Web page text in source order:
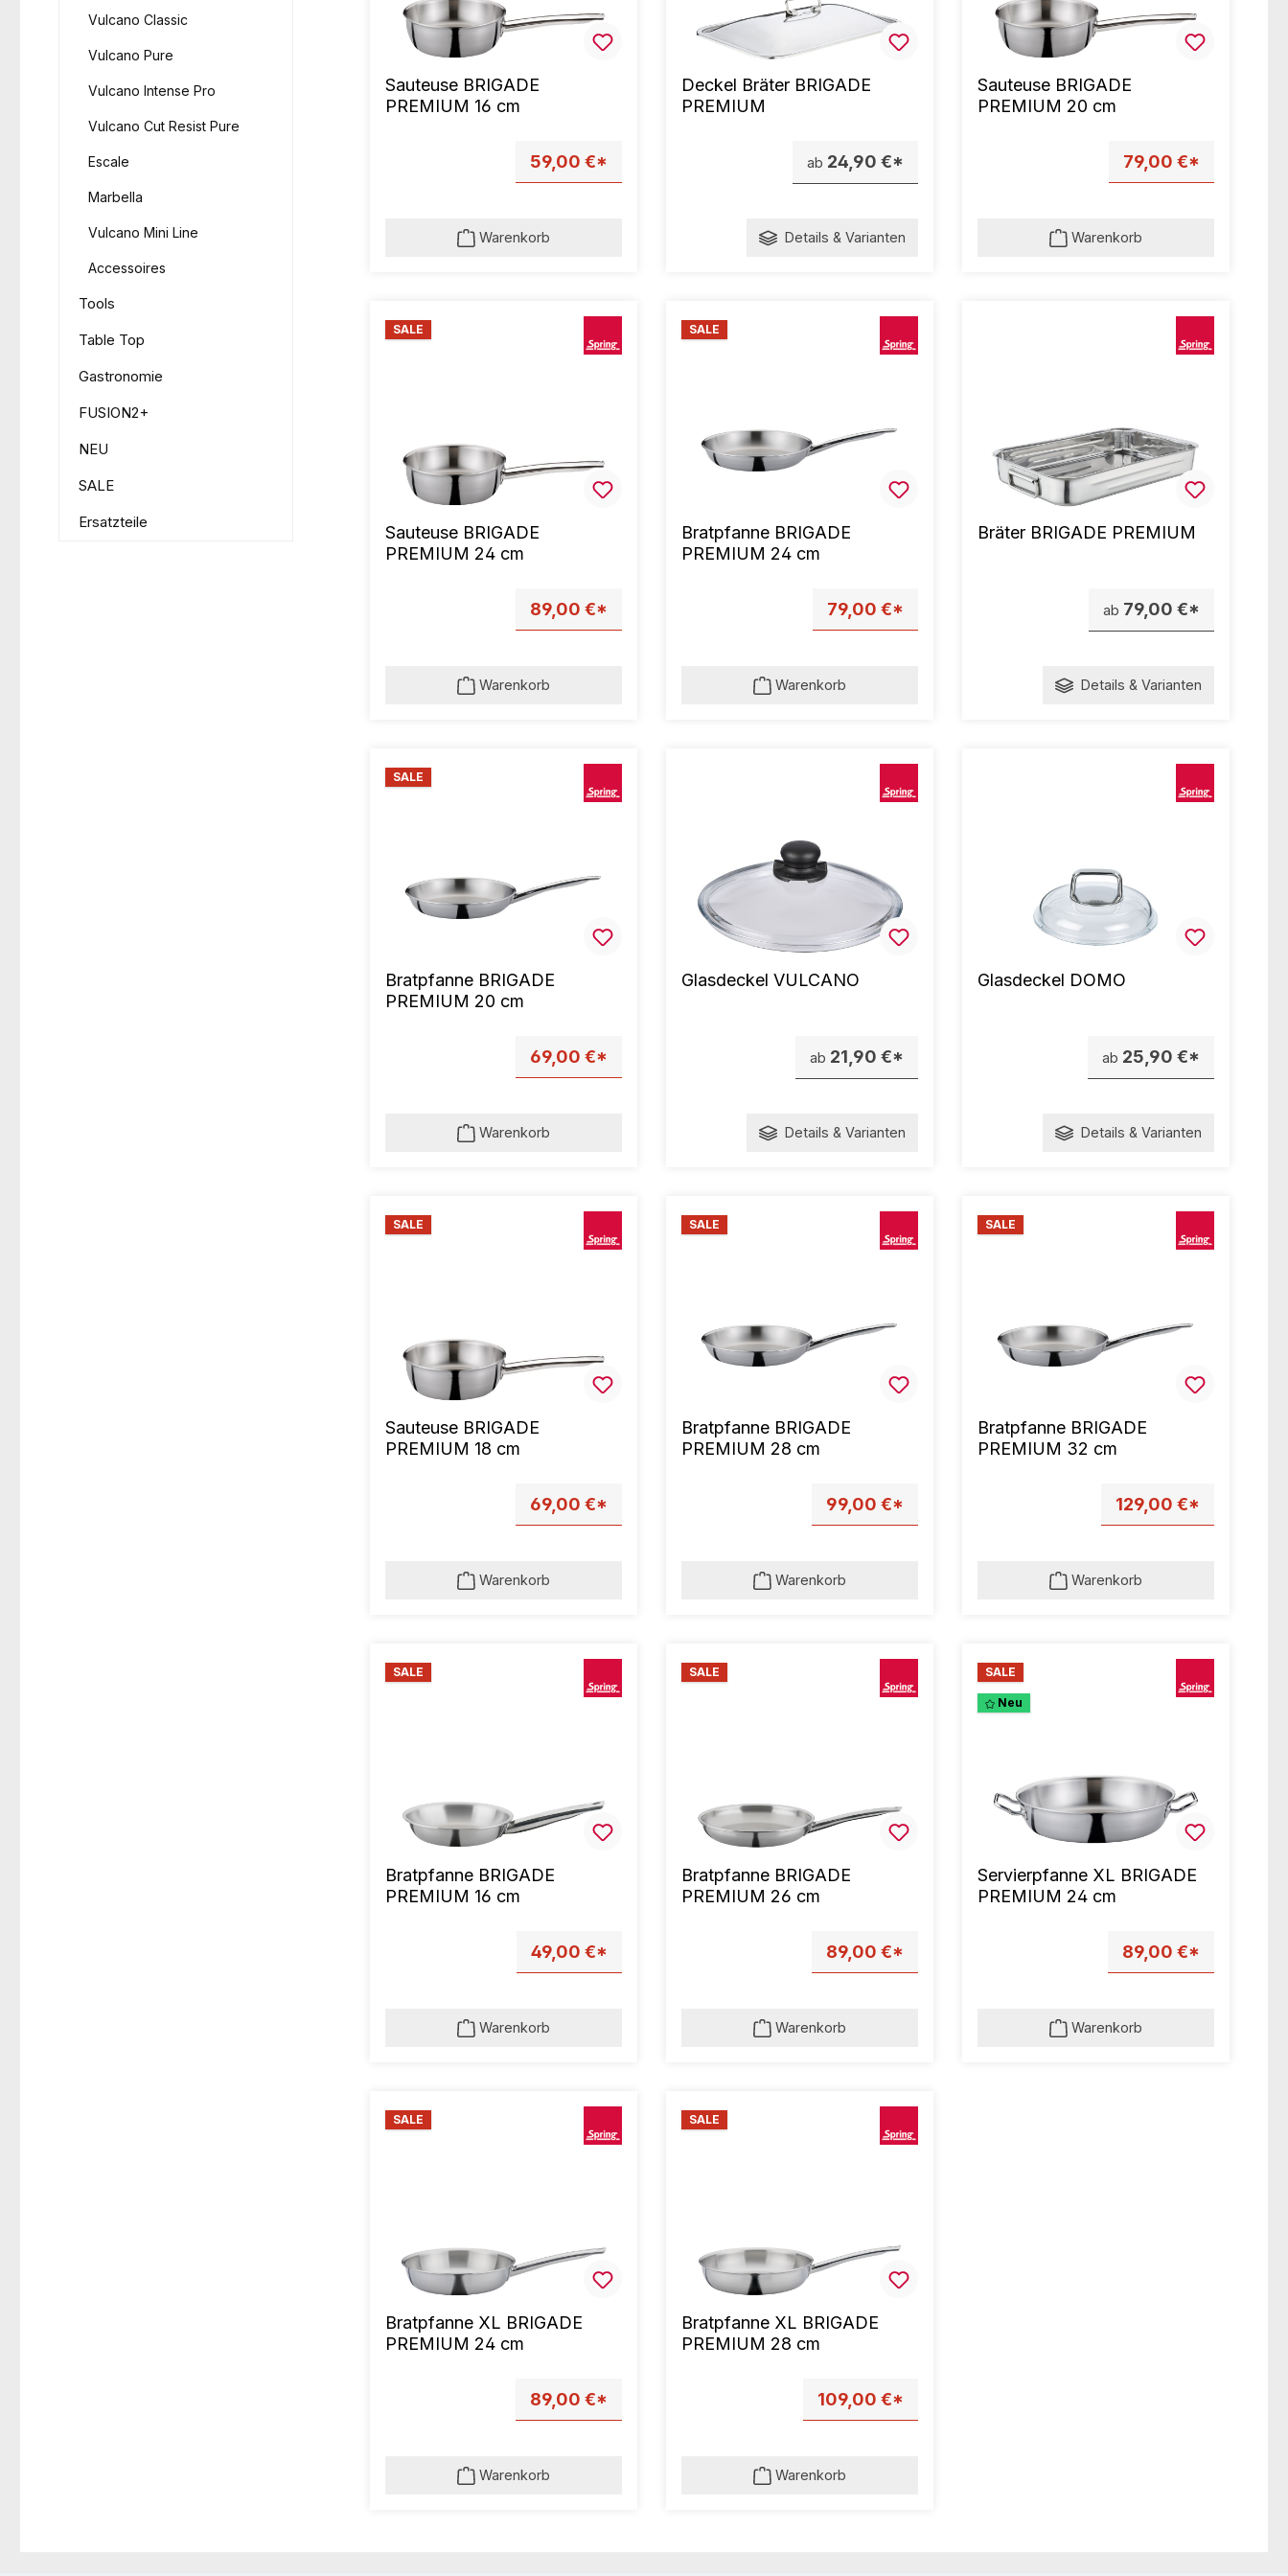
Vulcano Classic
Vulcano Pure
Vulcano Intense Pro
Vulcano Cut Resist Pure
Escale
Marbella
Vulcano Mini Line
Accessoires
Tools
Table Top
Gastronomie
FUSION2+
NEU
SALE
Ersatzteile
Sauteuse BRIGADE
PREMIUM 16 cm
59,00 €*
Warenkorb
Deckel Bräter BRIGADE
PREMIUM
ab 24,90 €*
Details & Varianten
Sauteuse BRIGADE
PREMIUM 20 cm
79,00 €*
Warenkorb
SALE
Sauteuse BRIGADE
PREMIUM 24 cm
89,00 €*
Warenkorb
SALE
Bratpfanne BRIGADE
PREMIUM 24 cm
79,00 €*
Warenkorb
Bräter BRIGADE PREMIUM
ab 79,00 €*
Details & Varianten
SALE
Bratpfanne BRIGADE
PREMIUM 20 cm
69,00 €*
Warenkorb
Glasdeckel VULCANO
ab 21,90 €*
Details & Varianten
Glasdeckel DOMO
ab 25,90 €*
Details & Varianten
SALE
Sauteuse BRIGADE
PREMIUM 18 cm
69,00 €*
Warenkorb
SALE
Bratpfanne BRIGADE
PREMIUM 28 cm
99,00 €*
Warenkorb
SALE
Bratpfanne BRIGADE
PREMIUM 32 cm
129,00 €*
Warenkorb
SALE
Bratpfanne BRIGADE
PREMIUM 16 cm
49,00 €*
Warenkorb
SALE
Bratpfanne BRIGADE
PREMIUM 26 cm
89,00 €*
Warenkorb
SALE
Neu
Servierpfanne XL BRIGADE
PREMIUM 24 cm
89,00 €*
Warenkorb
SALE
Bratpfanne XL BRIGADE
PREMIUM 24 cm
89,00 €*
Warenkorb
SALE
Bratpfanne XL BRIGADE
PREMIUM 28 cm
109,00 €*
Warenkorb